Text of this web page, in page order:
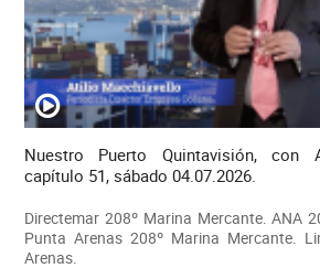
Nuestro Puerto Quintavisión, con
capítulo 51, sábado 04.07.2026.
Directemar 208º Marina Mercante. ANA
Punta Arenas 208º Marina Mercante.
Arenas.